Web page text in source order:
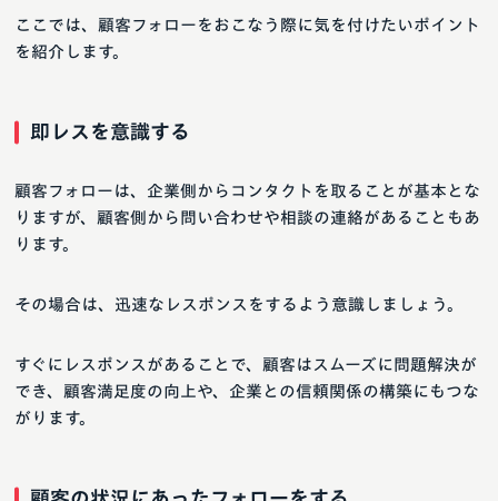
ここでは、顧客フォローをおこなう際に気を付けたいポイント
を紹介します。
即レスを意識する
顧客フォローは、企業側からコンタクトを取ることが基本とな
りますが、顧客側から問い合わせや相談の連絡があることもあ
ります。
その場合は、迅速なレスポンスをするよう意識しましょう。
すぐにレスポンスがあることで、顧客はスムーズに問題解決が
でき、顧客満足度の向上や、企業との信頼関係の構築にもつな
がります。